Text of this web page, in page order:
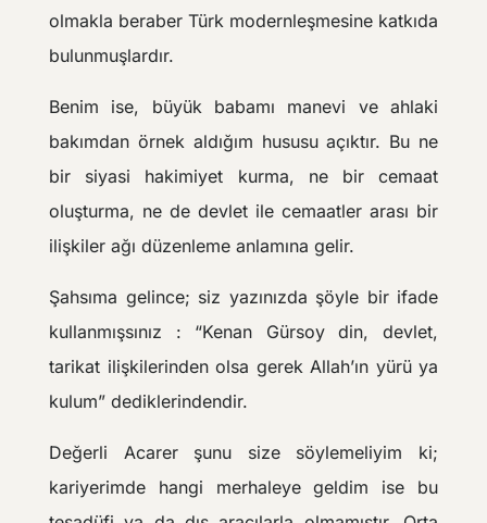
olmakla beraber Türk modernleşmesine katkıda
bulunmuşlardır.
Benim ise, büyük babamı manevi ve ahlaki
bakımdan örnek aldığım hususu açıktır. Bu ne
bir siyasi hakimiyet kurma, ne bir cemaat
oluşturma, ne de devlet ile cemaatler arası bir
ilişkiler ağı düzenleme anlamına gelir.
Şahsıma gelince; siz yazınızda şöyle bir ifade
kullanmışsınız : “Kenan Gürsoy din, devlet,
tarikat ilişkilerinden olsa gerek Allah’ın yürü ya
kulum” dediklerindendir.
Değerli Acarer şunu size söylemeliyim ki;
kariyerimde hangi merhaleye geldim ise bu